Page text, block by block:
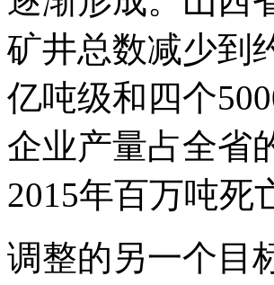
矿井总数减少到
亿吨级和四个
企业产量占全省
2015年百万吨死
调整的另一个目